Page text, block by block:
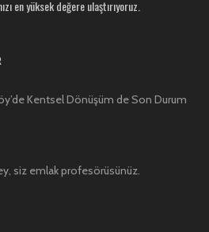
en yüksek değere ulaştırıyoruz.
Kentsel Dönüşüm de Son Durum
siz emlak profesörüsünüz.